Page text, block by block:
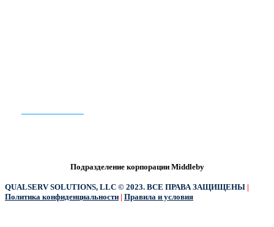
Подразделение корпорации Middleby
QUALSERV SOLUTIONS, LLC © 2023. ВСЕ ПРАВА ЗАЩИЩЕНЫ |
Политика конфиденциальности | Правила и условия